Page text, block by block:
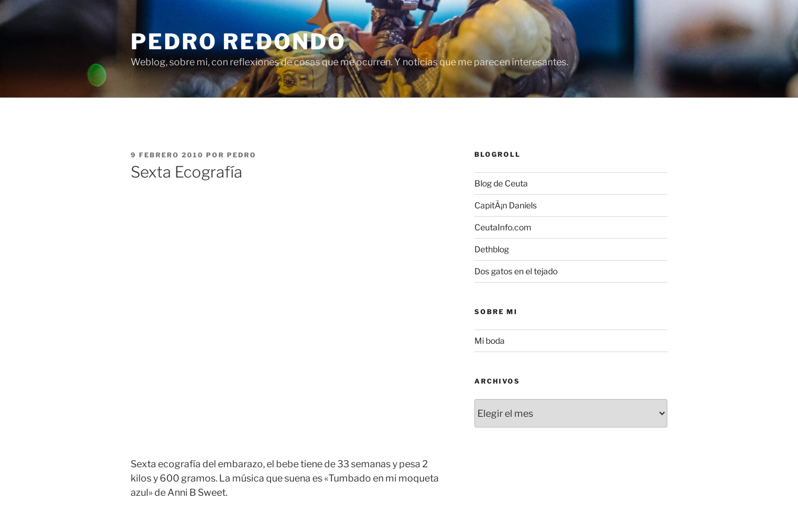
Saltar
al
PEDRO REDONDO
Weblog, sobre mi, con reflexiones de cosas que me ocurren. Y noticias que me parecen interesantes.
PUBLICADO
EL
9 FEBRERO 2010 POR PEDRO
Sexta Ecografía
Sexta ecografía del embarazo, el bebe tiene de 33 semanas y pesa 2
kilos y 600 gramos. La música que suena es «Tumbado en mi moqueta
azul» de Anni B Sweet.
BLOGROLL
Blog de Ceuta
CapitÃ¡n Daniels
CeutaInfo.com
Dethblog
Dos gatos en el tejado
SOBRE MI
Mi boda
ARCHIVOS